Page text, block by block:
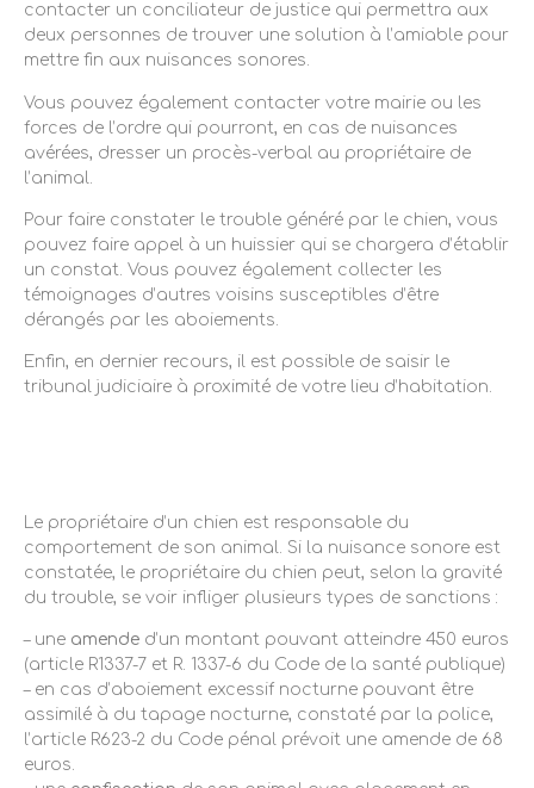
contacter un conciliateur de justice qui permettra aux
deux personnes de trouver une solution à l’amiable pour
mettre fin aux nuisances sonores.
Vous pouvez également contacter votre mairie ou les
forces de l’ordre qui pourront, en cas de nuisances
avérées, dresser un procès-verbal au propriétaire de
l’animal.
Pour faire constater le trouble généré par le chien, vous
pouvez faire appel à un huissier qui se chargera d’établir
un constat. Vous pouvez également collecter les
témoignages d’autres voisins susceptibles d’être
dérangés par les aboiements.
Enfin, en dernier recours, il est possible de saisir le
tribunal judiciaire à proximité de votre lieu d’habitation.
Le propriétaire d’un chien est responsable du
comportement de son animal. Si la nuisance sonore est
constatée, le propriétaire du chien peut, selon la gravité
du trouble, se voir infliger plusieurs types de sanctions :
– une amende d’un montant pouvant atteindre 450 euros
(article R1337-7 et R. 1337-6 du Code de la santé publique)
– en cas d’aboiement excessif nocturne pouvant être
assimilé à du tapage nocturne, constaté par la police,
l’article R623-2 du Code pénal prévoit une amende de 68
euros.